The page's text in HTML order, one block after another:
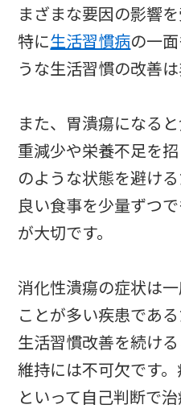
まざまな要因の影響
特に生活習慣病の一
うな生活習慣の改善は
また、胃潰瘍になる
重減少や栄養不足を
のような状態を避け
良い食事を少量ずつ
が大切です。
消化性潰瘍の症状は
ことが多い疾患であ
生活習慣改善を続け
維持には不可欠です
といって自己判断で